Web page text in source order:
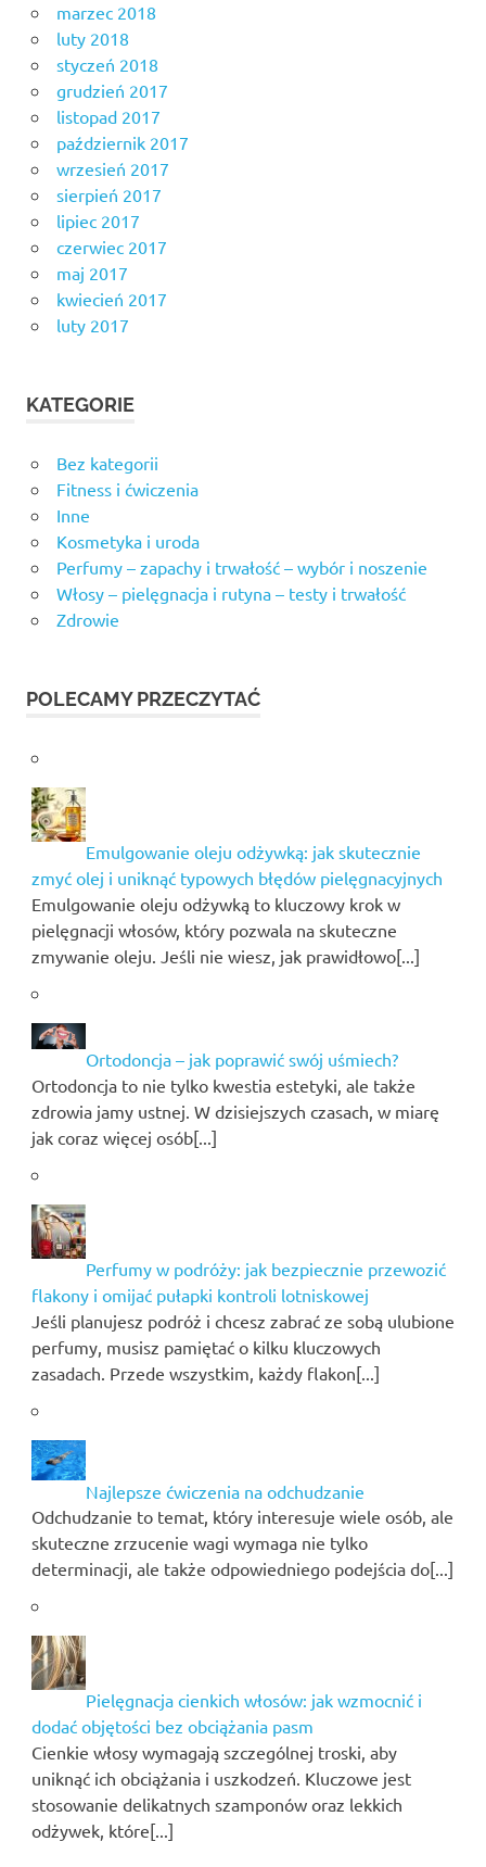
marzec 2018
luty 2018
styczeń 2018
grudzień 2017
listopad 2017
październik 2017
wrzesień 2017
sierpień 2017
lipiec 2017
czerwiec 2017
maj 2017
kwiecień 2017
luty 2017
KATEGORIE
Bez kategorii
Fitness i ćwiczenia
Inne
Kosmetyka i uroda
Perfumy – zapachy i trwałość – wybór i noszenie
Włosy – pielęgnacja i rutyna – testy i trwałość
Zdrowie
POLECAMY PRZECZYTAĆ
Emulgowanie oleju odżywką: jak skutecznie
zmyć olej i uniknąć typowych błędów pielęgnacyjnych
Emulgowanie oleju odżywką to kluczowy krok w
pielęgnacji włosów, który pozwala na skuteczne
zmywanie oleju. Jeśli nie wiesz, jak prawidłowo[...]
Ortodoncja – jak poprawić swój uśmiech?
Ortodoncja to nie tylko kwestia estetyki, ale także
zdrowia jamy ustnej. W dzisiejszych czasach, w miarę
jak coraz więcej osób[...]
Perfumy w podróży: jak bezpiecznie przewozić
flakony i omijać pułapki kontroli lotniskowej
Jeśli planujesz podróż i chcesz zabrać ze sobą ulubione
perfumy, musisz pamiętać o kilku kluczowych
zasadach. Przede wszystkim, każdy flakon[...]
Najlepsze ćwiczenia na odchudzanie
Odchudzanie to temat, który interesuje wiele osób, ale
skuteczne zrzucenie wagi wymaga nie tylko
determinacji, ale także odpowiedniego podejścia do[...]
Pielęgnacja cienkich włosów: jak wzmocnić i
dodać objętości bez obciążania pasm
Cienkie włosy wymagają szczególnej troski, aby
uniknąć ich obciążania i uszkodzeń. Kluczowe jest
stosowanie delikatnych szamponów oraz lekkich
odżywek, które[...]